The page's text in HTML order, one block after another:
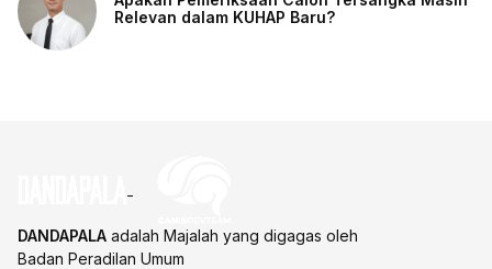
Relevan dalam KUHAP Baru?
DANDAPALA adalah Majalah yang digagas oleh
Badan Peradilan Umum